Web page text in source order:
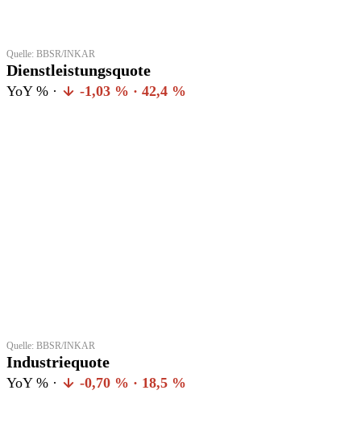
Quelle: BBSR/INKAR
Dienstleistungsquote
YoY % · -1,03 % · 42,4 %
Quelle: BBSR/INKAR
Industriequote
YoY % · -0,70 % · 18,5 %